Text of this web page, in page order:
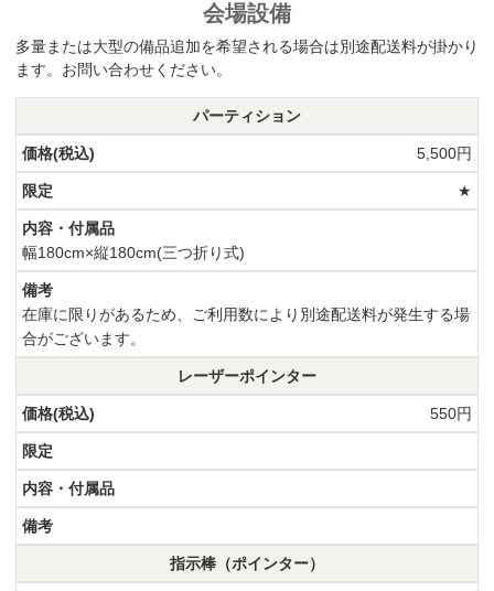
会場設備
多量または大型の備品追加を希望される場合は別途配送料が掛かり
ます。お問い合わせください。
パーティション
5,500円
★
幅180cm×縦180cm(三つ折り式)
在庫に限りがあるため、ご利用数により別途配送料が発生する場
合がございます。
レーザーポインター
550円
指示棒（ポインター）